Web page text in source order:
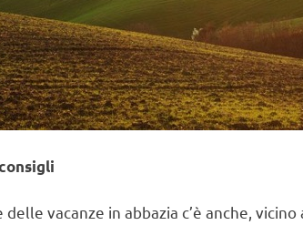
vacanze in abbazia c’è anche, vicino